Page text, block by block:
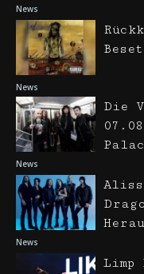
News
News
News
Die
News
Limp